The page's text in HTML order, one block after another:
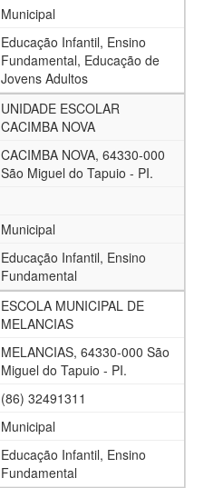
Municipal
Educação Infantil, Ensino
Fundamental, Educação de
Jovens Adultos
UNIDADE ESCOLAR
CACIMBA NOVA
CACIMBA NOVA, 64330-000
São Miguel do Tapuio - PI.
Municipal
Educação Infantil, Ensino
Fundamental
ESCOLA MUNICIPAL DE
MELANCIAS
MELANCIAS, 64330-000 São
Miguel do Tapuio - PI.
(86) 32491311
Municipal
Educação Infantil, Ensino
Fundamental